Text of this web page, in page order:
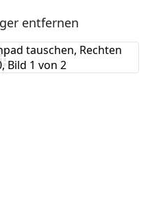
entfernen